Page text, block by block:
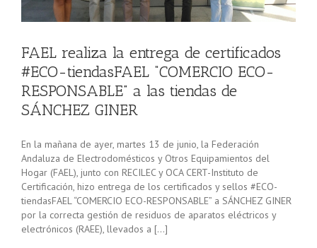
FAEL realiza la entrega de certificados
#ECO-tiendasFAEL “COMERCIO ECO-
RESPONSABLE” a las tiendas de
SÁNCHEZ GINER
En la mañana de ayer, martes 13 de junio, la Federación
Andaluza de Electrodomésticos y Otros Equipamientos del
Hogar (FAEL), junto con RECILEC y OCA CERT-Instituto de
Certificación, hizo entrega de los certificados y sellos #ECO-
tiendasFAEL “COMERCIO ECO-RESPONSABLE” a SÁNCHEZ GINER
por la correcta gestión de residuos de aparatos eléctricos y
electrónicos (RAEE), llevados a […]